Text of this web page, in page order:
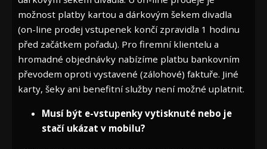
možnost platby kartou a dárkovým šekem divadla
(on-line prodej vstupenek končí zpravidla 1 hodinu
před začátkem pořadu). Pro firemní klientelu a
hromadné objednávky nabízíme platbu bankovním
převodem oproti vystavené (zálohové) faktuře. Jiné
karty, šeky ani benefitní služby není možné uplatnit.
Musí být e-vstupenky vytisknuté nebo je
stačí ukázat v mobilu?